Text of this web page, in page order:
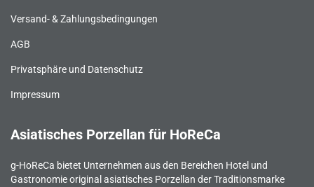
Versand- & Zahlungsbedingungen
AGB
Privatsphäre und Datenschutz
Impressum
Asiatisches Porzellan für HoReCa
g-HoReCa bietet Unternehmen aus den Bereichen Hotel und
Gastronomie original asiatisches Porzellan der Traditionsmarke